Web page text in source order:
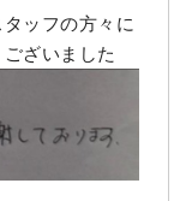
ッフの方々に
ざいました